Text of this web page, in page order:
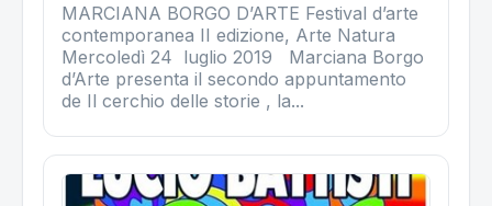
MARCIANA BORGO D’ARTE Festival d’arte
contemporanea II edizione, Arte Natura
Mercoledì 24 luglio 2019 Marciana Borgo
d’Arte presenta il secondo appuntamento
de Il cerchio delle storie , la...